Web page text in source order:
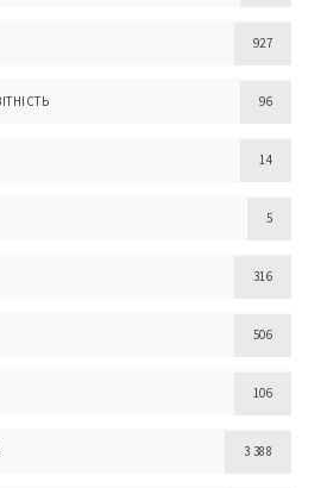
927
96
14
5
316
506
106
3 388